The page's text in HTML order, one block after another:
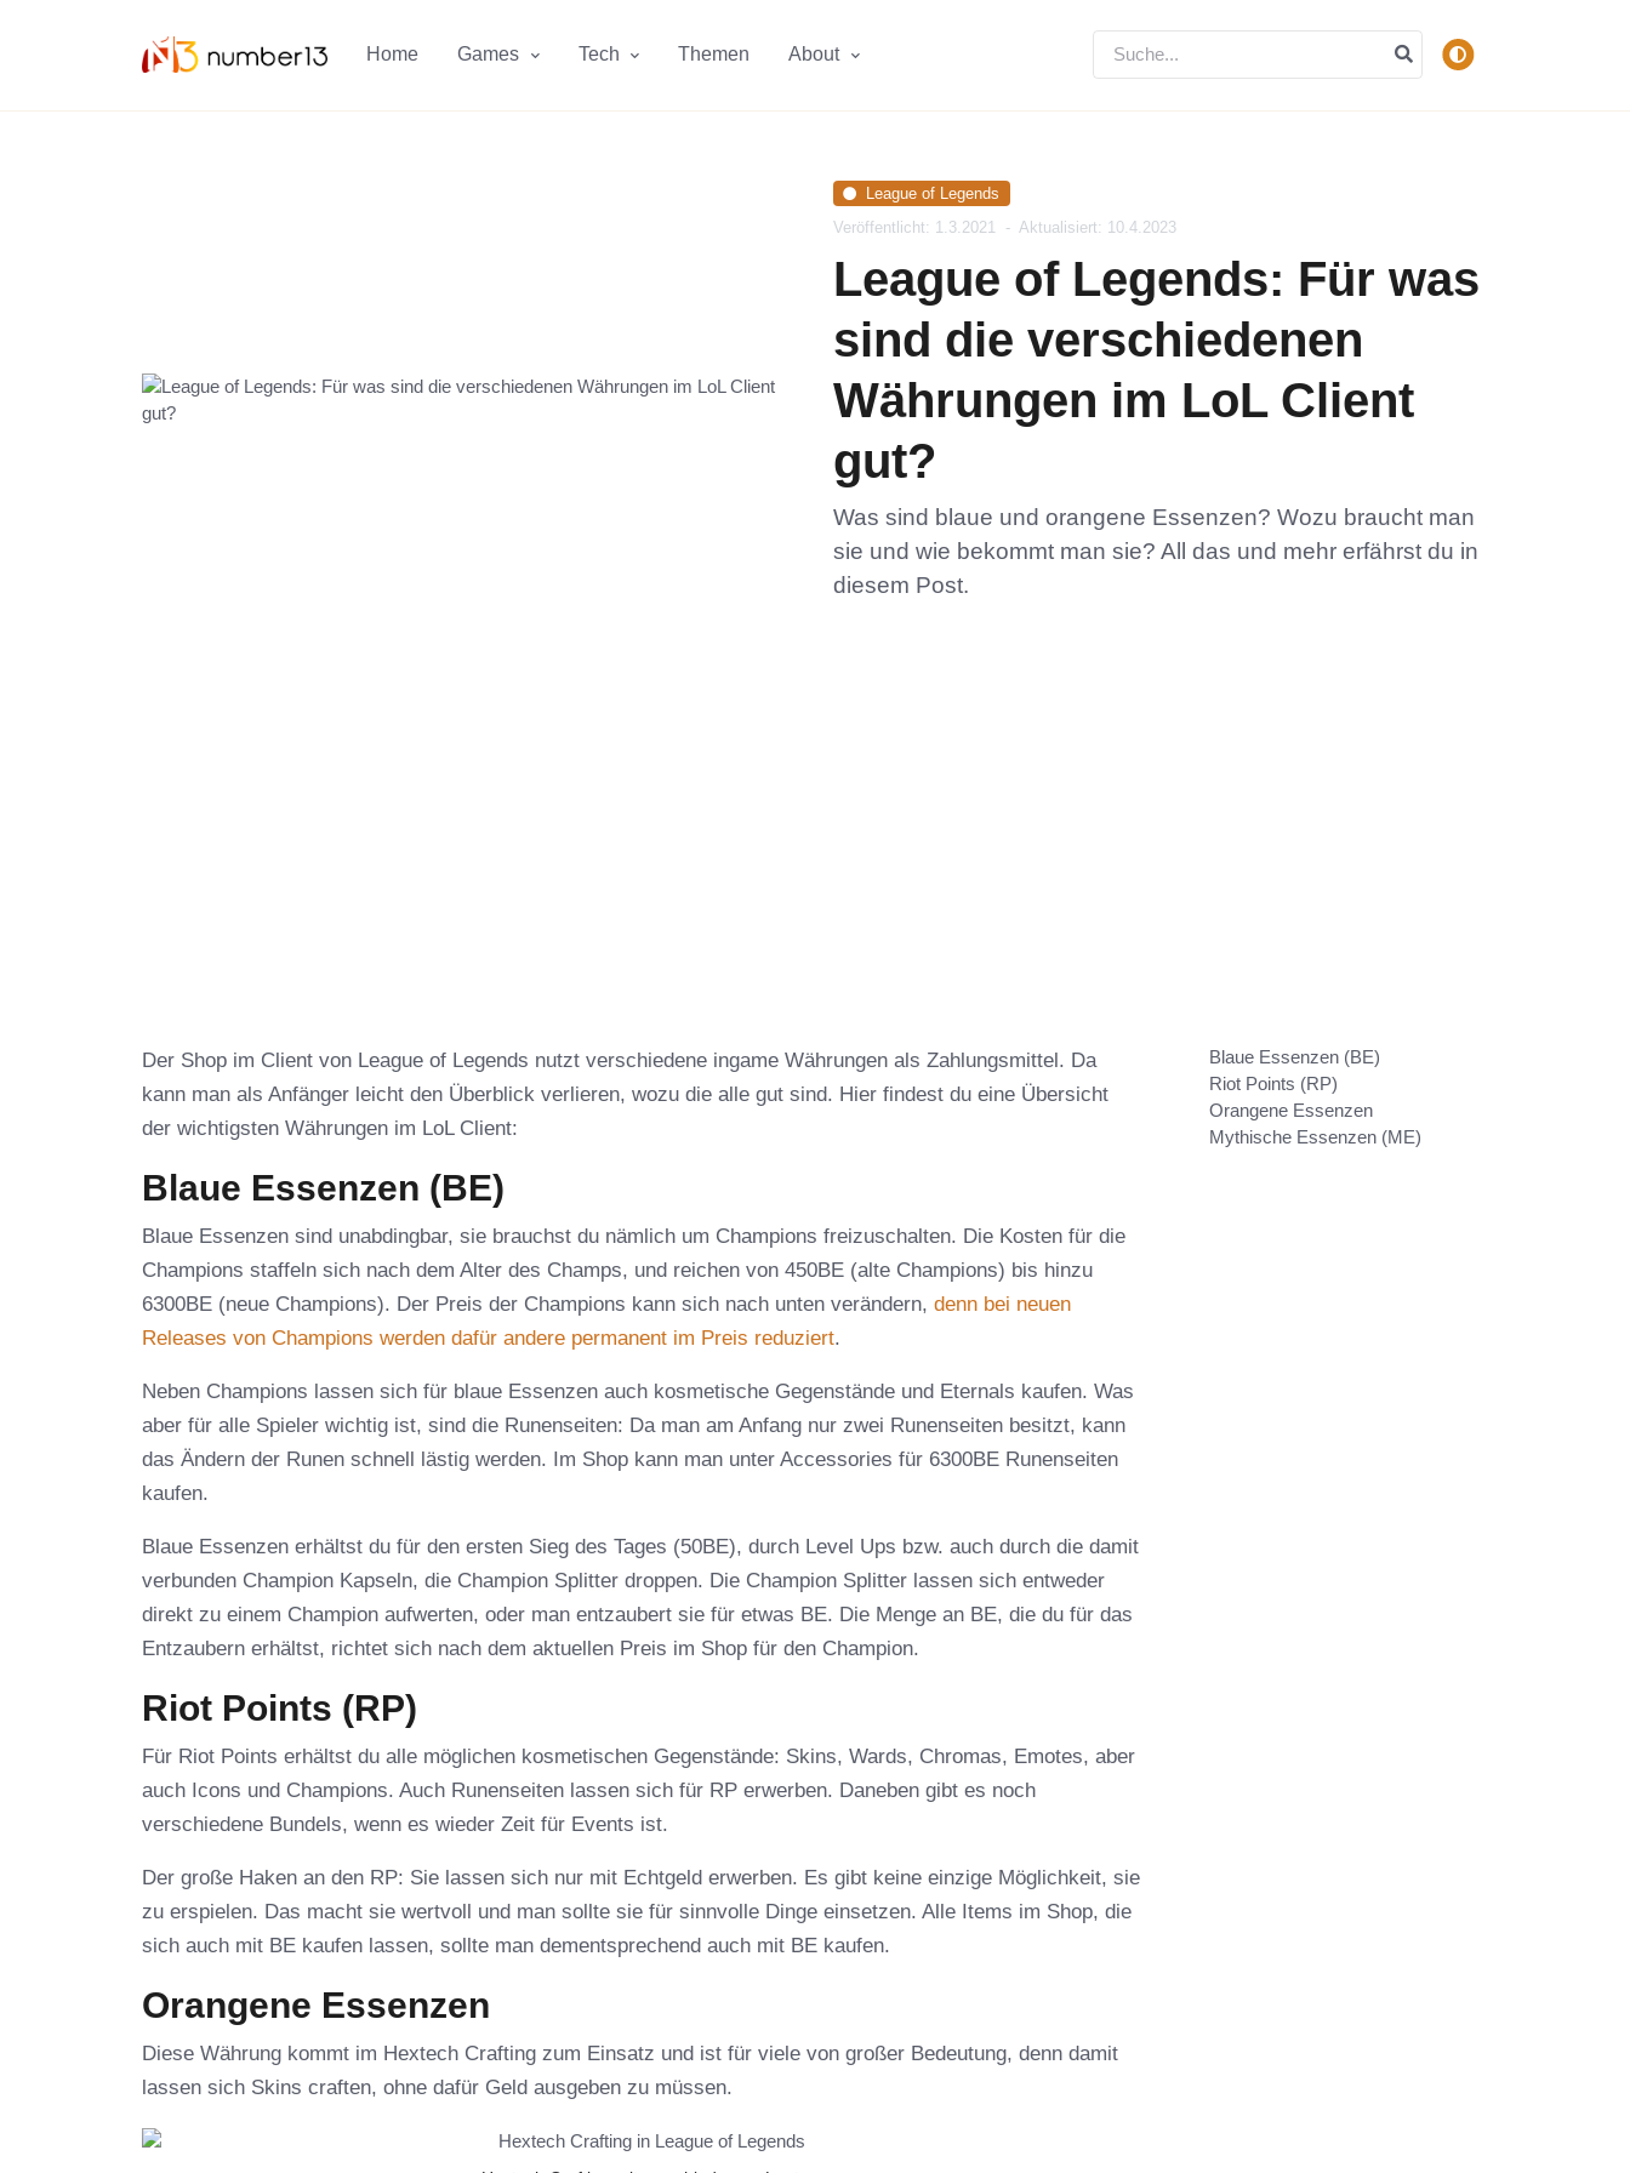
Home Games Tech Themen About
League of Legends
Veröffentlicht: 1.3.2021 - Aktualisiert: 10.4.2023
League of Legends: Für was
sind die verschiedenen
Währungen im LoL Client
gut?
Was sind blaue und orangene Essenzen? Wozu braucht man
sie und wie bekommt man sie? All das und mehr erfährst du in
diesem Post.
Der Shop im Client von League of Legends nutzt verschiedene ingame Währungen als Zahlungsmittel. Da
kann man als Anfänger leicht den Überblick verlieren, wozu die alle gut sind. Hier findest du eine Übersicht
der wichtigsten Währungen im LoL Client:
Blaue Essenzen (BE)
Blaue Essenzen sind unabdingbar, sie brauchst du nämlich um Champions freizuschalten. Die Kosten für die
Champions staffeln sich nach dem Alter des Champs, und reichen von 450BE (alte Champions) bis hinzu
6300BE (neue Champions). Der Preis der Champions kann sich nach unten verändern, denn bei neuen
Releases von Champions werden dafür andere permanent im Preis reduziert.
Neben Champions lassen sich für blaue Essenzen auch kosmetische Gegenstände und Eternals kaufen. Was
aber für alle Spieler wichtig ist, sind die Runenseiten: Da man am Anfang nur zwei Runenseiten besitzt, kann
das Ändern der Runen schnell lästig werden. Im Shop kann man unter Accessories für 6300BE Runenseiten
kaufen.
Blaue Essenzen erhältst du für den ersten Sieg des Tages (50BE), durch Level Ups bzw. auch durch die damit
verbunden Champion Kapseln, die Champion Splitter droppen. Die Champion Splitter lassen sich entweder
direkt zu einem Champion aufwerten, oder man entzaubert sie für etwas BE. Die Menge an BE, die du für das
Entzaubern erhältst, richtet sich nach dem aktuellen Preis im Shop für den Champion.
Riot Points (RP)
Für Riot Points erhältst du alle möglichen kosmetischen Gegenstände: Skins, Wards, Chromas, Emotes, aber
auch Icons und Champions. Auch Runenseiten lassen sich für RP erwerben. Daneben gibt es noch
verschiedene Bundels, wenn es wieder Zeit für Events ist.
Der große Haken an den RP: Sie lassen sich nur mit Echtgeld erwerben. Es gibt keine einzige Möglichkeit, sie
zu erspielen. Das macht sie wertvoll und man sollte sie für sinnvolle Dinge einsetzen. Alle Items im Shop, die
sich auch mit BE kaufen lassen, sollte man dementsprechend auch mit BE kaufen.
Orangene Essenzen
Diese Währung kommt im Hextech Crafting zum Einsatz und ist für viele von großer Bedeutung, denn damit
lassen sich Skins craften, ohne dafür Geld ausgeben zu müssen.
Blaue Essenzen (BE)
Riot Points (RP)
Orangene Essenzen
Mythische Essenzen (ME)